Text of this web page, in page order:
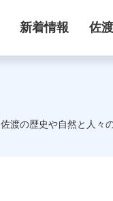
新着情報 佐
佐渡の歴史や自然と人々